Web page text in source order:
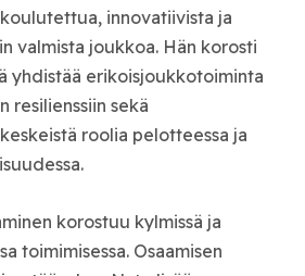
innovatiivista ja
valmista joukkoa. Hän korosti
yhdistää erikoisjoukkotoiminta
resilienssiin sekä
roolia pelotteessa ja
korostuu kylmissä ja
toimimisessa. Osaamisen